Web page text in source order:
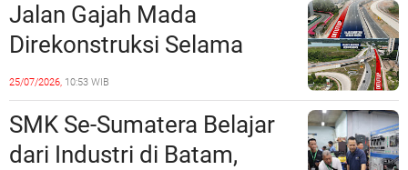
Jalan Gajah Mada
Direkonstruksi Selama
Empat Minggu, Ini Skema
Rekayasa Lalu Lintasnya
25/07/2026, 10:53 WIB
SMK Se-Sumatera Belajar
dari Industri di Batam,